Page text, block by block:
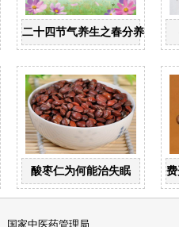
食甜养肝
二十四节气养生之春分养生
四诀窍酸枣仁为何能治失眠 费
国家中医药管理局